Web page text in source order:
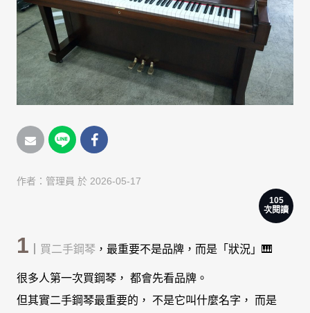
作者： 管理員 於 2026-05-17
105
次閱讀
1 買二手鋼琴 ，最重要不是品牌，而是「狀況」🎹
很多人第一次買鋼琴， 都會先看品牌。
但其實二手鋼琴最重要的， 不是它叫什麼名字， 而是